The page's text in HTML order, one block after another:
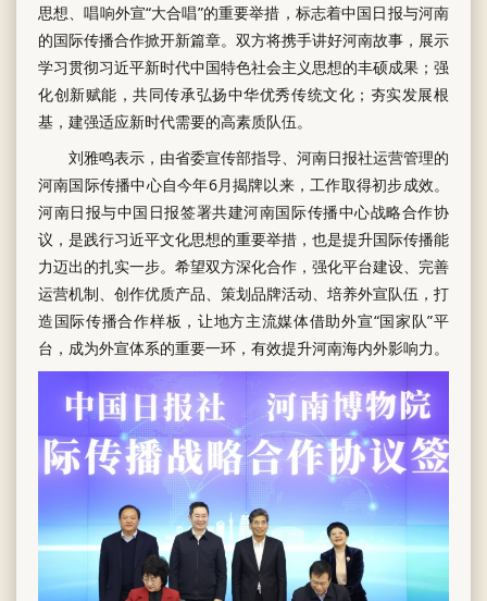
思想、唱响外宣“大合唱”的重要举措，标志着中国日报与河南
的国际传播合作掀开新篇章。双方将携手讲好河南故事，展示
学习贯彻习近平新时代中国特色社会主义思想的丰硕成果；强
化创新赋能，共同传承弘扬中华优秀传统文化；夯实发展根
基，建强适应新时代需要的高素质队伍。
刘雅鸣表示，由省委宣传部指导、河南日报社运营管理的
河南国际传播中心自今年6月揭牌以来，工作取得初步成效。
河南日报与中国日报签署共建河南国际传播中心战略合作协
议，是践行习近平文化思想的重要举措，也是提升国际传播能
力迈出的扎实一步。希望双方深化合作，强化平台建设、完善
运营机制、创作优质产品、策划品牌活动、培养外宣队伍，打
造国际传播合作样板，让地方主流媒体借助外宣“国家队”平
台，成为外宣体系的重要一环，有效提升河南海内外影响力。